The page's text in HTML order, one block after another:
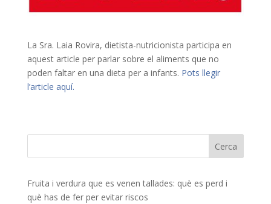
La Sra. Laia Rovira, dietista-nutricionista participa en
aquest article per parlar sobre el aliments que no
poden faltar en una dieta per a infants. Pots llegir
l’article aquí.
Fruita i verdura que es venen tallades: què es perd i
què has de fer per evitar riscos